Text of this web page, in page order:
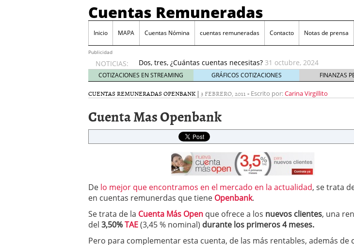
Cuentas Remuneradas
Inicio MAPA Cuentas Nómina cuentas remuneradas Contacto Notas de prensa
Publicidad
NOTICIAS:
Dos, tres, ¿Cuántas cuentas necesitas? 31 octubre, 2024
Cómo usar tu cuenta remunerada para crear tu fondo de
octubre, 2024
¿Cuándo merece la pena una cuenta remunerada? 11 octubre,
DeepTradeBot ha lanzado su Club Privado con grandes ventajas
2020
Dos, tres, ¿Cuántas cuentas necesitas?
COTIZACIONES EN STREAMING GRÁFICOS COTIZACIONES FINANZAS
CUENTAS REMUNERADAS OPENBANK | 3 FEBRERO, 2011 - Escrito por:Carina Virgillito
Cuenta Mas Openbank
De lo mejor que encontramos en el mercado en la actualidad, se trata
en cuentas remunerdas que tiene Openbank.
Se trata de la Cuenta Más Open que ofrece a los nuevos clientes, una
del 3,50%TAE(3,45 % nominal) durante los primeros 4 meses.
Pero para complementar esta cuenta, de las más rentables, además de